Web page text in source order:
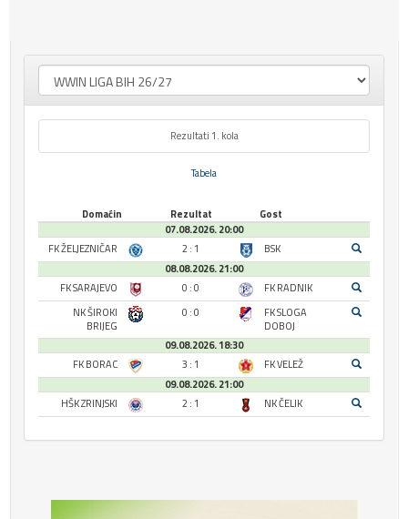
Rezultati 1. kola
Tabela
Domaćin Rezultat
Gost
07.08.2026. 20:00
FK ŽELJEZNIČAR
2 : 1
BSK
08.08.2026. 21:00
FK SARAJEVO
0 : 0
FK RADNIK
NK ŠIROKI
BRIJEG
0 : 0
FK SLOGA
DOBOJ
09.08.2026. 18:30
FK BORAC
3 : 1
FK VELEŽ
09.08.2026. 21:00
HŠK ZRINJSKI
2 : 1 NK ČELIK